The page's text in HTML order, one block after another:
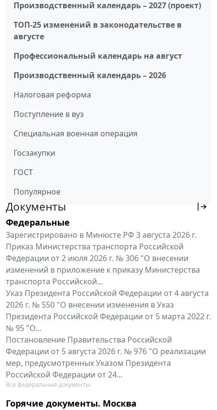
Производственный календарь – 2027 (проект)
ТОП-25 изменений в законодательстве в
августе
Профессиональный календарь на август
Производственный календарь – 2026
Налоговая реформа
Поступление в вуз
Специальная военная операция
Госзакупки
ГОСТ
Популярное
Документы
Федеральные
Зарегистрировано в Минюсте РФ 3 августа 2026 г.
Приказ Министерства транспорта Российской
Федерации от 2 июля 2026 г. № 306 "О внесении
изменений в приложение к приказу Министерства
транспорта Российской...
Указ Президента Российской Федерации от 4 августа
2026 г. № 550 "О внесении изменения в Указ
Президента Российской Федерации от 5 марта 2022 г.
№ 95 "О...
Постановление Правительства Российской
Федерации от 5 августа 2026 г. № 976 "О реализации
мер, предусмотренных Указом Президента
Российской Федерации от 24...
Все федеральные документы
Горячие документы. Москва